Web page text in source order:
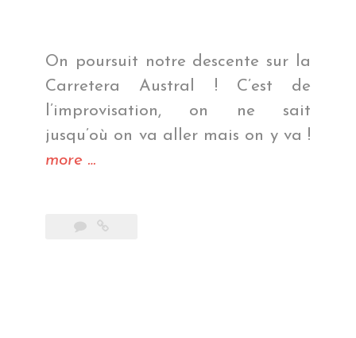
On poursuit notre descente sur la
Carretera Austral ! C’est de
l’improvisation, on ne sait
jusqu’où on va aller mais on y va !
more « On
bout
…